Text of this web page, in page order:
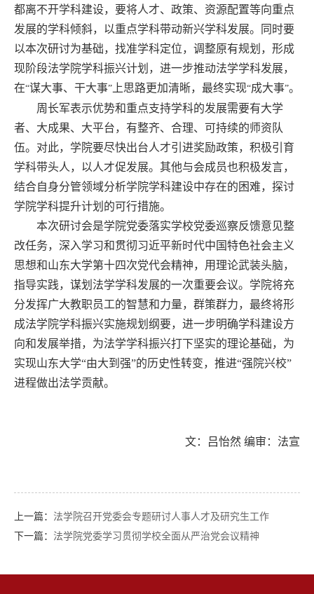
都离不开学科建设，要将人才、政策、资源配置等向重点
发展的学科倾斜，以重点学科带动新兴学科发展。同时要
以本次研讨为基础，找准学科定位，调整原有规划，形成
现阶段法学院学科振兴计划，进一步推动法学学科发展，
在“谋大事、干大事” 上思路更加清晰，最终实现“成大事”。
周长军表示优势和重点支持学科的发展需要有大学
者、大成果、大平台，有整齐、合理、可持续的师资队
伍。对此，学院要尽快出台人才引进奖励政策，积极引育
学科带头人，以人才促发展。其他与会成员也积极发言，
结合自身分管领域分析学院学科建设中存在的困难，探讨
学院学科提升计划的可行措施。
本次研讨会是学院党委落实学校党委巡察反馈意见整
改任务，深入学习和贯彻习近平新时代中国特色社会主义
思想和山东大学第十四次党代会精神，用理论武装头脑，
指导实践，谋划法学学科发展的一次重要会议。学院将充
分发挥广大教职员工的智慧和力量，群策群力，最终将形
成法学院学科振兴实施规划纲要，进一步明确学科建设方
向和发展举措，为法学学科振兴打下坚实的理论基础，为
实现山东大学“由大到强”的历史性转变，推进“强院兴校”
进程做出法学贡献。
文：吕怡然 编审：法宣
上一篇： 法学院召开党委会专题研讨人事人才及研究生工作
下一篇： 法学院党委学习贯彻学校全面从严治党会议精神